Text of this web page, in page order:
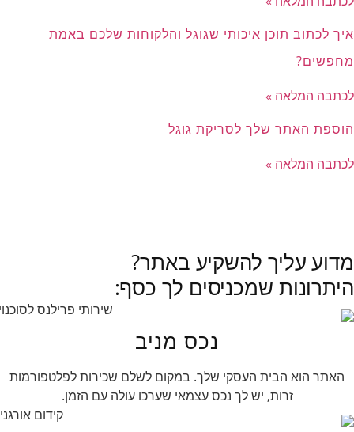
איך לכתוב תוכן איכותי שגוגל והלקוחות שלכם באמת
מחפשים?
לכתבה המלאה »
הוספת האתר שלך לסריקת גוגל
לכתבה המלאה »
מדוע עליך להשקיע באתר?
היתרונות שמכניסים לך כסף:
נכס מניב
האתר הוא הבית העסקי שלך. במקום לשלם שכירות לפלטפורמות
זרות, יש לך נכס עצמאי שערכו עולה עם הזמן.